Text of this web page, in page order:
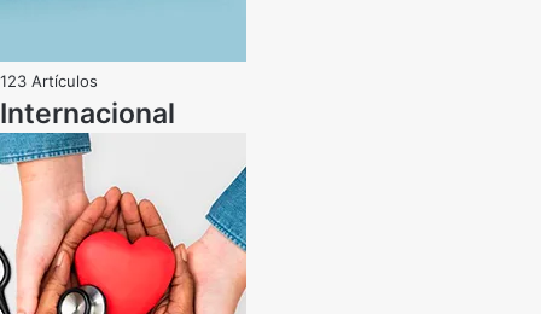
123 Artículos
Internacional